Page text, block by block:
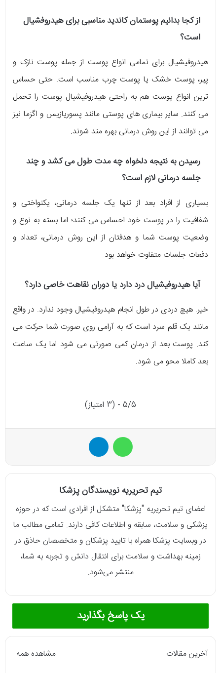
از کجا بدانیم پوستمان کاندید مناسبی برای هیدروفشیال
است؟
هیدروفیشیال برای تمامی انواع پوست از جمله پوست نازک و
پیر، پوست خشک یا پوست چرب مناسب است. حتی حساس
ترین انواع پوست هم به راحتی هیدروفیشیال پوست را تحمل
می کنند. سایر بیماری های پوستی مانند پسوریازیس و اگزما نیز
می توانند از این روش درمانی بهره مند شوند.
رسیدن به نتیجه دلخواه چه مدت طول می کشد و چند
جلسه درمانی لازم است؟
بسیاری از افراد بعد از تنها یک جلسه درمانی، یکنواختی و
شفافیت را در پوست خود احساس می کنند؛ اما بسته به نوع و
وضعیت پوست شما و هدفتان از این روش درمانی، تعداد و
دفعات جلسات متفاوت خواهد بود.
آیا هیدروفیشیال درد دارد یا دوران نقاهت خاصی دارد؟
خیر. هیچ دردی در طول انجام هیدروفیشیال وجود ندارد. در واقع
مانند یک قلم سرد است که به آرامی روی صورت شما حرکت می
کند. پوست بعد از درمان کمی صورتی می شود اما یک ساعت
بعد کاملا محو می شود.
5/5 - (3 امتیاز)
واتس آپ
تیم تحریریه نویسندگان پزشکا
اعضای تیم تحریریه "پزشکا" متشکل از افرادی است که در حوزه
پزشکی و سلامت، سابقه و اطلاعات کافی دارند. تمامی مطالب ما
در وبسایت پزشکا همراه با تایید پزشکان و متخصصان حاذق در
زمینه بهداشت و سلامت برای انتقال دانش و تجربه به شما،
منتشر می‌شود.
یک پاسخ بگذارید
آخرین مقالات مشاهده همه